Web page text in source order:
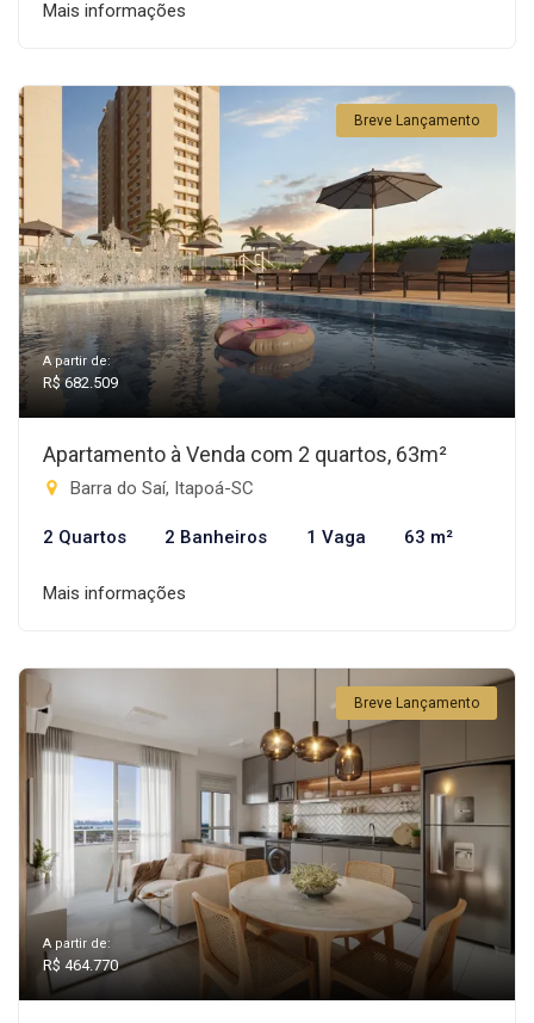
Mais informações
Breve Lançamento
A partir de:
R$ 682.509
Apartamento à Venda com 2 quartos, 63m²
Barra do Saí, Itapoá-SC
2 Quartos 2 Banheiros 1 Vaga 63 m²
Mais informações
Breve Lançamento
A partir de:
R$ 464.770